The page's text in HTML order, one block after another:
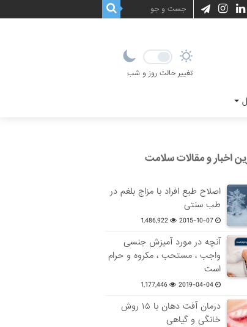
تغییر حالت روز و شب
اخبار و مقالات سلامت
اصلاح طبع افراد با مزاج بلغم در
طب سنتی
2015-10-07
1,486,922
آنچه در مورد آمیزش جنسی
واجب ، مستحب ، مکروه و حرام
است
2019-04-04
1,177,446
درمان آفت دهان با ۱۵ روش
خانگی و گیاهی